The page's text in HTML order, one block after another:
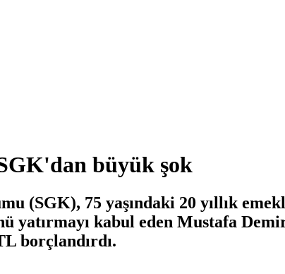
büyük şok
(SGK), 75 yaşındaki 20 yıllık
yatırmayı kabul eden Mustafa
borçlandırdı.